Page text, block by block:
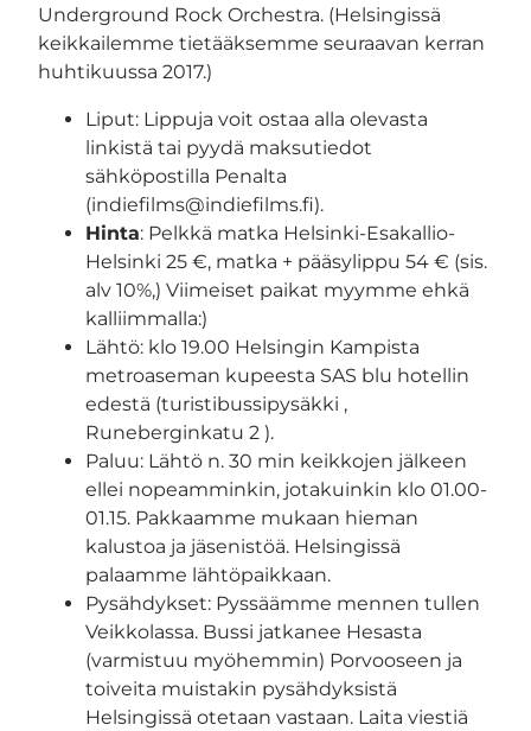
Underground Rock Orchestra. (Helsingissä
keikkailemme tietääksemme seuraavan kerran
huhtikuussa 2017.)
Liput: Lippuja voit ostaa alla olevasta
linkistä tai pyydä maksutiedot
sähköpostilla Penalta
(indiefilms@indiefilms.fi).
Hinta: Pelkkä matka Helsinki-Esakallio-
Helsinki 25 €, matka + pääsylippu 54 € (sis.
alv 10%,) Viimeiset paikat myymme ehkä
kalliimmalla:)
Lähtö: klo 19.00 Helsingin Kampista
metroaseman kupeesta SAS blu hotellin
edestä (turistibussipysäkki ,
Runeberginkatu 2 ).
Paluu: Lähtö n. 30 min keikkojen jälkeen
ellei nopeamminkin, jotakuinkin klo 01.00-
01.15. Pakkaamme mukaan hieman
kalustoa ja jäsenistöä. Helsingissä
palaamme lähtöpaikkaan.
Pysähdykset: Pyssäämme mennen tullen
Veikkolassa. Bussi jatkanee Hesasta
(varmistuu myöhemmin) Porvooseen ja
toiveita muistakin pysähdyksistä
Helsingissä otetaan vastaan. Laita viestiä